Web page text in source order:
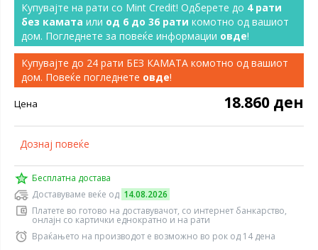
Купувајте на рати со Mint Credit! Одберете до 4 рати
без камата или од 6 до 36 рати комотно од вашиот
дом. Погледнете за повеќе информации овде!
Купувајте до 24 рати БЕЗ КАМАТА комотно од вашиот
дом. Повеќе погледнете овде!
Цена 18.860 ден
Дознај повеќе
Бесплатна достава
Доставуваме веќе од 14.08.2026
Платете во готово на доставувачот, со интернет банкарство,
онлајн со картички еднократно и на рати
Враќањето на производот е возможно во рок од 14 дена